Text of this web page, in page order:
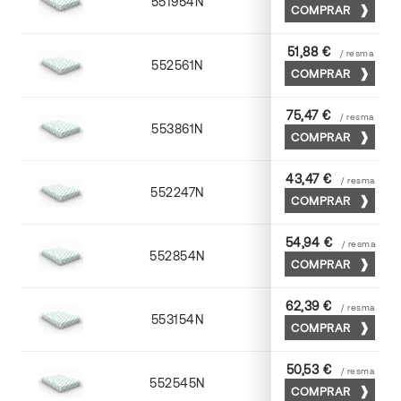
COMPRAR
552561N 63 x 88
51,88 € / resma
COMPRAR
553861N 63 x 88
75,47 € / resma
COMPRAR
552247N 45 x 64
43,47 € / resma
COMPRAR
552854N 52 x 70
54,94 € / resma
COMPRAR
553154N 52 x 70
62,39 € / resma
COMPRAR
552545N 45 x 64
50,53 € / resma
COMPRAR